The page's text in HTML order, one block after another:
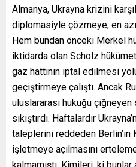
Almanya, Ukrayna krizini
diplomasiyle çözmeye, en
Hem bundan önceki Merkel
iktidarda olan Scholz
gaz hattının iptal edilmesi
geçiştirmeye çalıştı. Ancak
uluslararası hukuğu çiğneyen
sıkıştırdı. Haftalardır
taleplerini reddeden Berlin’in
işletmeye açılmasını
kalmamıştı. Kimileri, ki